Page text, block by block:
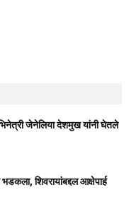
जेनेलिया देशमुख यांनी घेतले
शिवरायांबद्दल आक्षेपार्ह